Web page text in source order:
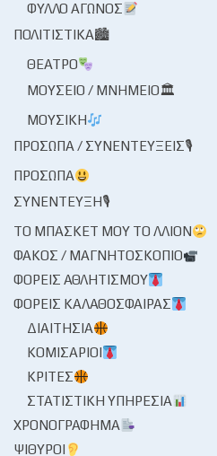
ΦΎΛΛΟ ΑΓΏΝΟΣ
ΠΟΛΙΤΙΣΤΙΚΆ🏙
ΘΈΑΤΡΟ
ΜΟΥΣΕΊΟ / ΜΝΗΜΕΊΟ🏛
ΜΟΥΣΙΚΉ
ΠΡΌΣΩΠΑ / ΣΥΝΕΝΤΕΎΞΕΙΣ🎙
ΠΡΌΣΩΠΑ
ΣΥΝΈΝΤΕΥΞΗ🎙
ΤΟ ΜΠΆΣΚΕΤ ΜΟΥ ΤΟ ΛΛΊΟΝ
ΦΑΚΌΣ / ΜΑΓΝΗΤΟΣΚΌΠΙΟ
ΦΟΡΕΊΣ ΑΘΛΗΤΙΣΜΟΎ
ΦΟΡΕΊΣ ΚΑΛΑΘΌΣΦΑΙΡΑΣ
ΔΙΑΙΤΗΣΊΑ
ΚΟΜΙΣΆΡΙΟΙ
ΚΡΙΤΈΣ
ΣΤΑΤΙΣΤΙΚΉ ΥΠΗΡΕΣΊΑ
ΧΡΟΝΟΓΡΆΦΗΜΑ
ΨΊΘΥΡΟΙ